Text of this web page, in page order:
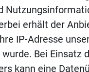
erhält der
IP-Adresse
Bei Einsatz
kann eine